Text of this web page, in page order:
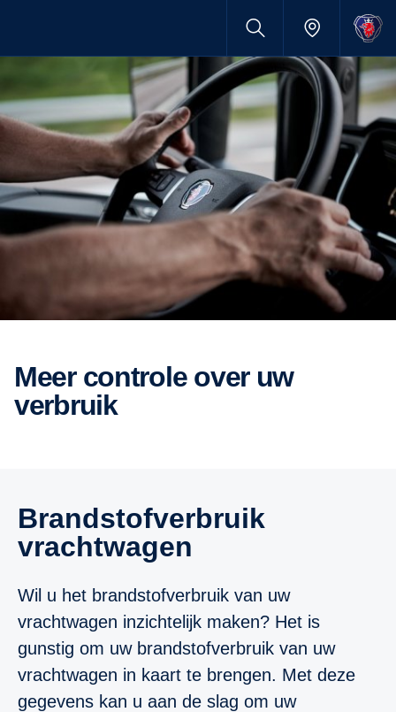
meer controle over uw
verbruik
Brandstofverbruik
vrachtwagen
Wil u het brandstofverbruik van uw
vrachtwagen inzichtelijk maken? Het is
gunstig om uw brandstofverbruik van uw
vrachtwagen in kaart te brengen. Met deze
gegevens kan u aan de slag om uw